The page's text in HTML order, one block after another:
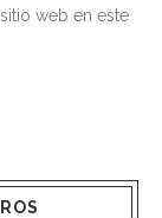
web en este